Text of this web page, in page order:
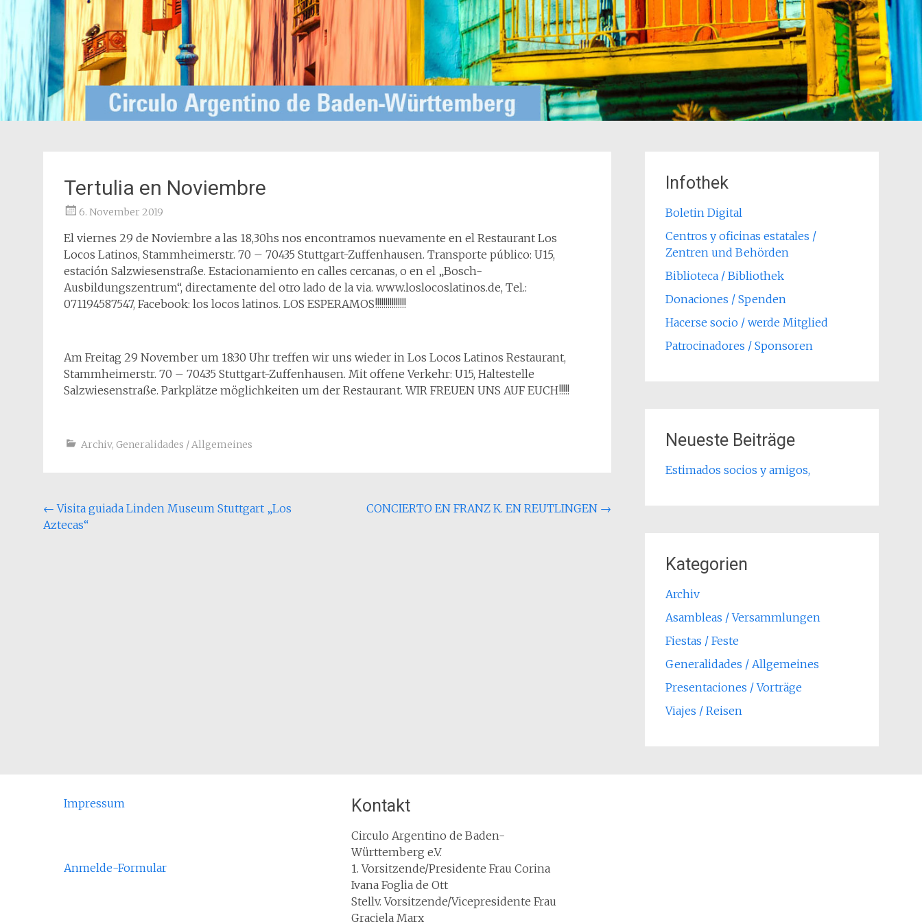
Tertulia en Noviembre
6. November 2019
El viernes 29 de Noviembre a las 18,30hs nos encontramos nuevamente en el Restaurant Los
Locos Latinos, Stammheimerstr. 70 – 70435 Stuttgart-Zuffenhausen. Transporte público: U15,
estación Salzwiesenstraße. Estacionamiento en calles cercanas, o en el „Bosch-
Ausbildungszentrum“, directamente del otro lado de la via. www.loslocoslatinos.de, Tel.:
071194587547, Facebook: los locos latinos. LOS ESPERAMOS!!!!!!!!!!!!!!!
Am Freitag 29 November um 18:30 Uhr treffen wir uns wieder in Los Locos Latinos Restaurant,
Stammheimerstr. 70 – 70435 Stuttgart-Zuffenhausen. Mit offene Verkehr: U15, Haltestelle
Salzwiesenstraße. Parkplätze möglichkeiten um der Restaurant. WIR FREUEN UNS AUF EUCH!!!!!
Archiv, Generalidades / Allgemeines
Post
navigation
← Visita guiada Linden Museum Stuttgart „Los
Aztecas“
CONCIERTO EN FRANZ K. EN REUTLINGEN →
Infothek
Boletin Digital
Centros y oficinas estatales /
Zentren und Behörden
Biblioteca / Bibliothek
Donaciones / Spenden
Hacerse socio / werde Mitglied
Patrocinadores / Sponsoren
Neueste Beiträge
Estimados socios y amigos,
Kategorien
Archiv
Asambleas / Versammlungen
Fiestas / Feste
Generalidades / Allgemeines
Presentaciones / Vorträge
Viajes / Reisen
Impressum
Anmelde-Formular
Kontakt
Circulo Argentino de Baden-
Württemberg e.V.
1. Vorsitzende/Presidente Frau Corina
Ivana Foglia de Ott
Stellv. Vorsitzende/Vicepresidente Frau
Graciela Marx